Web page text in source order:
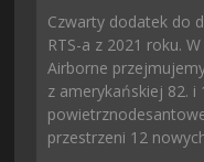
Czwarty dodatek do
RTS-a z 2021 roku.
Airborne
z amerykańskiej 82. i
przestrzeni 12